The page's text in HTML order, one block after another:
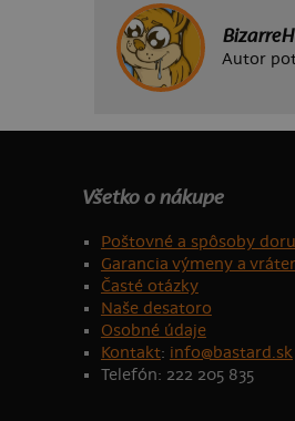
Autor
Všetko o nákupe
Poštovné a spôsoby
Garancia výmeny a
Časté otázky
Naše desatoro
Osobné údaje
Kontakt: info@bastard.sk
Telefón: 222 205 835